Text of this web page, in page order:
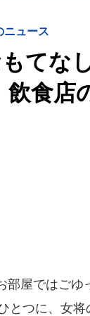
ニュース
てな
飲食店
部屋ではごゆ
とつに、女将